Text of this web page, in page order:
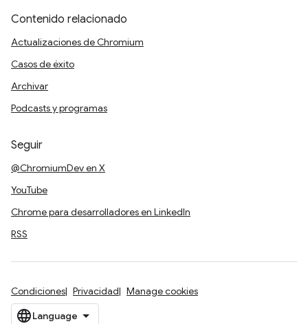
Contenido relacionado
Actualizaciones de Chromium
Casos de éxito
Archivar
Podcasts y programas
Seguir
@ChromiumDev en X
YouTube
Chrome para desarrolladores en LinkedIn
RSS
Condiciones Privacidad Manage cookies